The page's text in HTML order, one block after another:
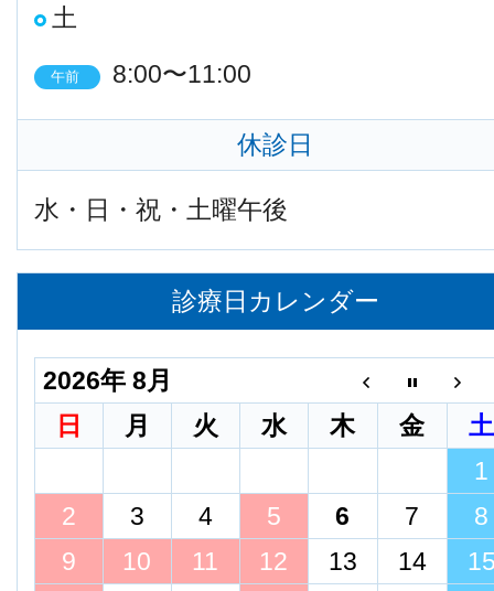
土
午前 8:00〜11:00
休診日
水・日・祝・土曜午後
診療日カレンダー
2026年 8月
日
月 火 水 木 金
土
1
2
3 4 5 6 7
8
9
10 11 12 13 14